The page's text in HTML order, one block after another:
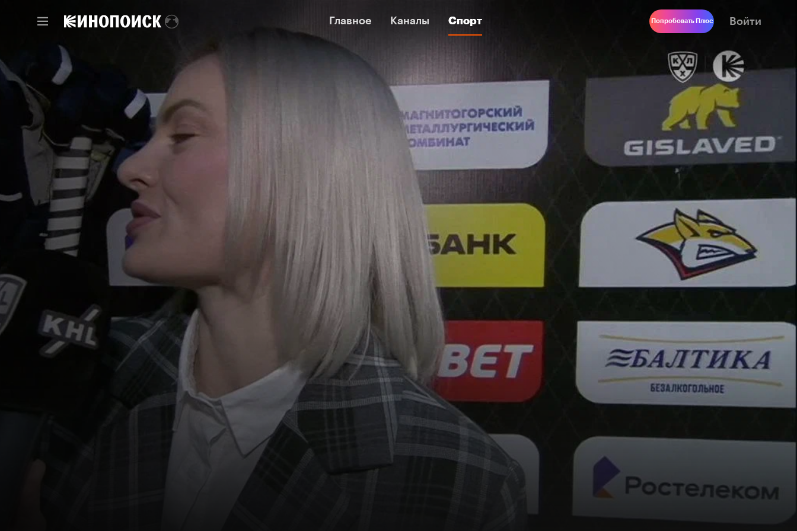
Главное Каналы Спорт
Главное Каналы Спорт Попробовать Плюс Войти